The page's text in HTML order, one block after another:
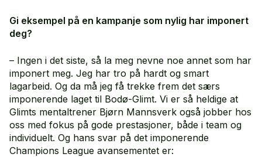
Gi eksempel på en kampanje som nylig har imponert
deg?
– Ingen i det siste, så la meg nevne noe annet som har
imponert meg. Jeg har tro på hardt og smart
lagarbeid. Og da må jeg få trekke frem det særs
imponerende laget til Bodø-Glimt. Vi er så heldige at
Glimts mentaltrener Bjørn Mannsverk også jobber hos
oss med fokus på gode prestasjoner, både i team og
individuelt. Og hans svar på det imponerende
Champions League avansementet er: